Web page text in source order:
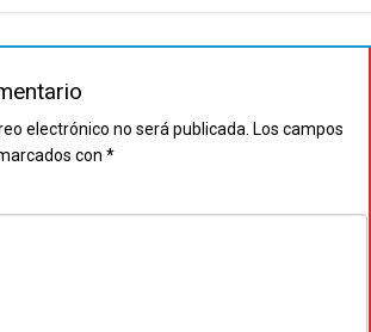
electrónico no será publicada. Los campos
con *